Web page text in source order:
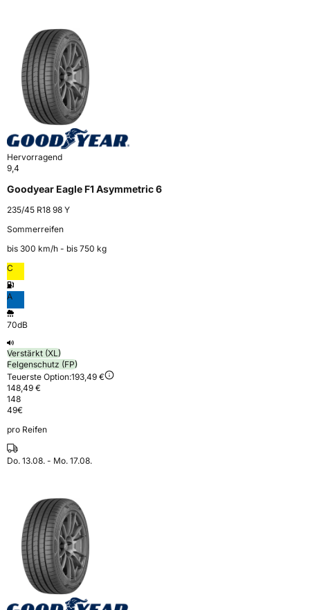
Hervorragend
9,4
Goodyear Eagle F1 Asymmetric 6
235/45 R18 98 Y
Sommerreifen
bis 300 km⁠/⁠h - bis 750 kg
C
A
70dB
Verstärkt (XL)
Felgenschutz (FP)
Teuerste Option:193,49 €
148,49 €
148
49€
pro Reifen
Do. 13.08. - Mo. 17.08.